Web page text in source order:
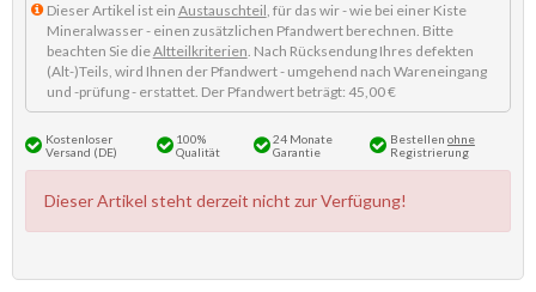
Dieser Artikel ist ein Austauschteil, für das wir - wie bei einer Kiste
Mineralwasser - einen zusätzlichen Pfandwert berechnen. Bitte
beachten Sie dieAltteilkriterien. Nach Rücksendung Ihres defekten
(Alt-)Teils, wird Ihnen der Pfandwert - umgehend nach Wareneingang
und -prüfung - erstattet. Der Pfandwert beträgt: 45,00 €
Kostenloser
Versand (DE)
100%
Qualität
24 Monate
Garantie
Bestellen ohne
Registrierung
Dieser Artikel steht derzeit nicht zur Verfügung!